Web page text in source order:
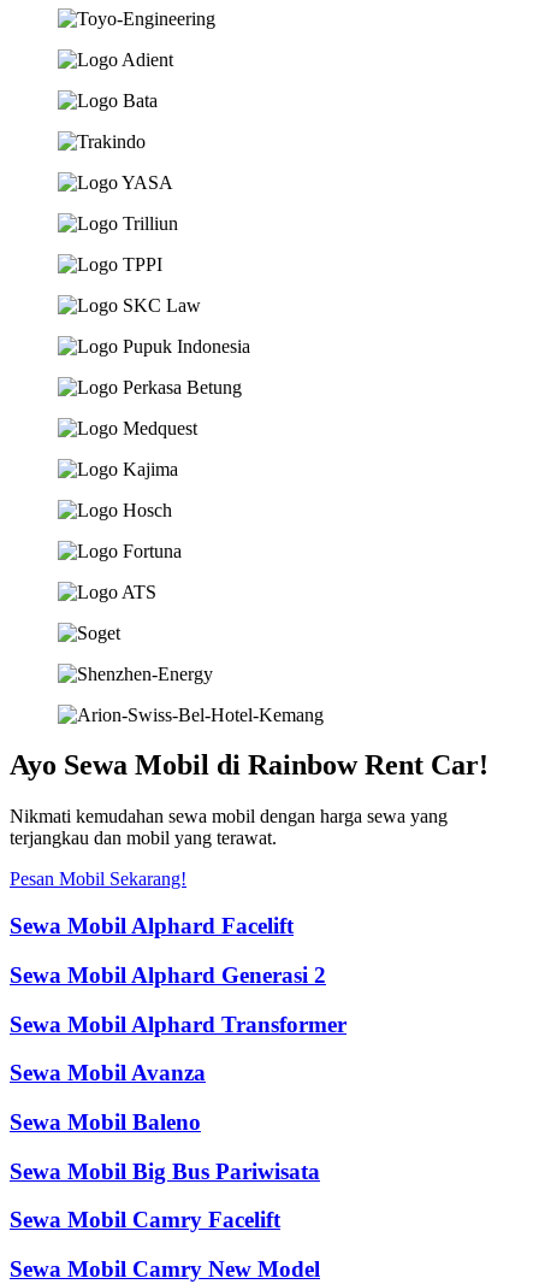
Ayo Sewa Mobil di Rainbow Rent Car!
Nikmati kemudahan sewa mobil dengan harga sewa yang
terjangkau dan mobil yang terawat.
Pesan Mobil Sekarang!
Sewa Mobil Alphard Facelift
Sewa Mobil Alphard Generasi 2
Sewa Mobil Alphard Transformer
Sewa Mobil Avanza
Sewa Mobil Baleno
Sewa Mobil Big Bus Pariwisata
Sewa Mobil Camry Facelift
Sewa Mobil Camry New Model